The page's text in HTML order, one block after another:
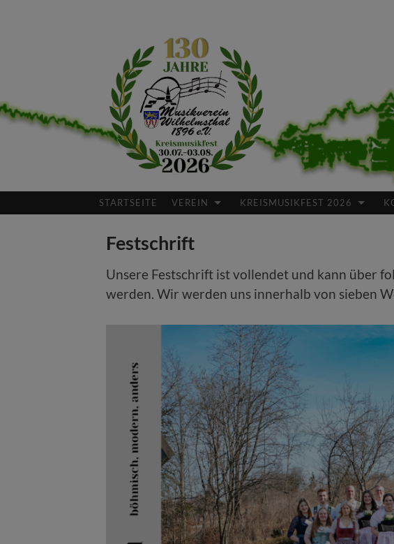
Wilhelmsthal
STARTSEITE VEREIN KREISMUSIKFEST 2026
Festschrift
Unsere Festschrift ist vollendet und kann über
werden. Wir werden uns innerhalb von sieben